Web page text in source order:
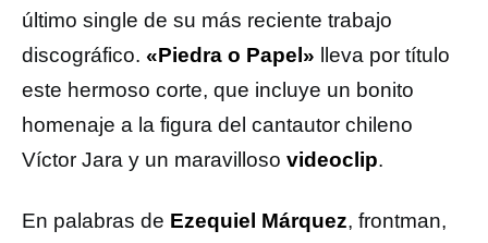
último single de su más reciente trabajo
discográfico. «Piedra o Papel» lleva por título
este hermoso corte, que incluye un bonito
homenaje a la figura del cantautor chileno
Víctor Jara y un maravilloso videoclip.
En palabras de Ezequiel Márquez, frontman,